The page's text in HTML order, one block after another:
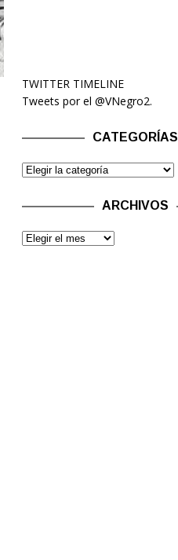
TWITTER TIMELINE
Tweets por el @VNegro2.
CATEGORÍAS
ARCHIVOS